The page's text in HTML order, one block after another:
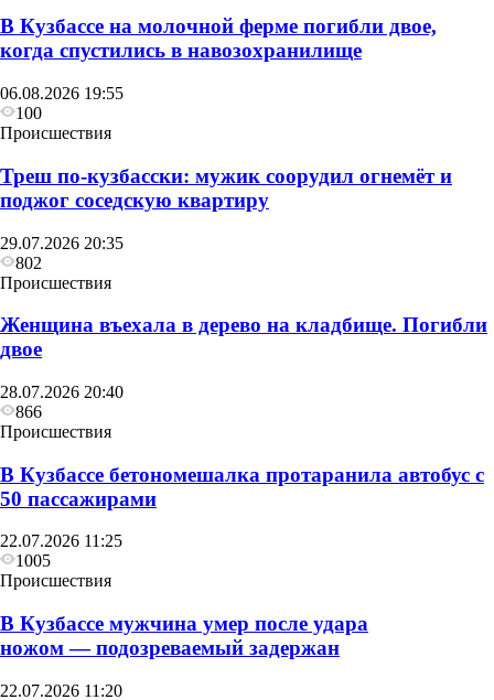
В Кузбассе на молочной ферме погибли двое,
когда спустились в навозохранилище
06.08.2026 19:55
100
Происшествия
Треш по-кузбасски: мужик соорудил огнемёт и
поджог соседскую квартиру
29.07.2026 20:35
802
Происшествия
Женщина въехала в дерево на кладбище. Погибли
двое
28.07.2026 20:40
866
Происшествия
В Кузбассе бетономешалка протаранила автобус с
50 пассажирами
22.07.2026 11:25
1005
Происшествия
В Кузбассе мужчина умер после удара
ножом — подозреваемый задержан
22.07.2026 11:20